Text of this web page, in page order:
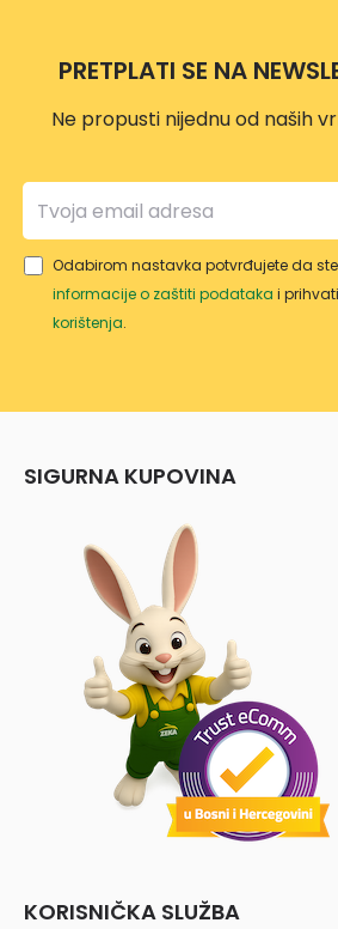
KA
/3M
23
PRETPLATI SE NA
Ne propusti nijednu od naših
Odabirom nastavka potvrđujete da
informacije o zaštiti podataka i
korištenja.
SIGURNA KUPOVINA
KORISNIČKA SLUŽBA